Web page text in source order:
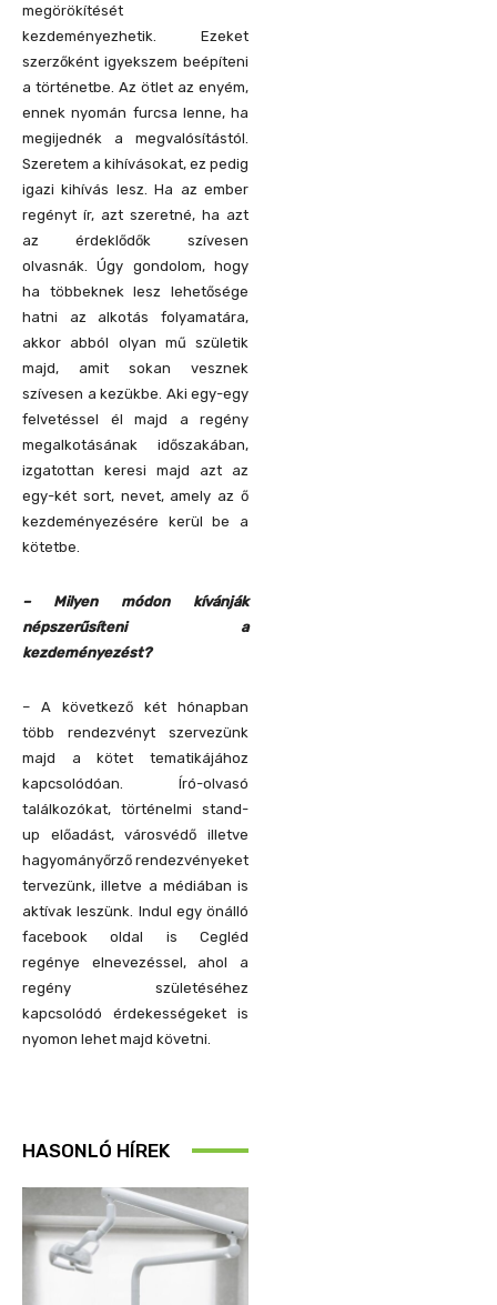
megörökítését
kezdeményezhetik. Ezeket
szerzőként igyekszem beépíteni
a történetbe. Az ötlet az enyém,
ennek nyomán furcsa lenne, ha
megijednék a megvalósítástól.
Szeretem a kihívásokat, ez pedig
igazi kihívás lesz. Ha az ember
regényt ír, azt szeretné, ha azt
az érdeklődők szívesen
olvasnák. Úgy gondolom, hogy
ha többeknek lesz lehetősége
hatni az alkotás folyamatára,
akkor abból olyan mű születik
majd, amit sokan vesznek
szívesen a kezükbe. Aki egy-egy
felvetéssel él majd a regény
megalkotásának időszakában,
izgatottan keresi majd azt az
egy-két sort, nevet, amely az ő
kezdeményezésére kerül be a
kötetbe.
– Milyen módon kívánják
népszerűsíteni a
kezdeményezést?
– A következő két hónapban
több rendezvényt szervezünk
majd a kötet tematikájához
kapcsolódóan. Író-olvasó
találkozókat, történelmi stand-
up előadást, városvédő illetve
hagyományőrző rendezvényeket
tervezünk, illetve a médiában is
aktívak leszünk. Indul egy önálló
facebook oldal is Cegléd
regénye elnevezéssel, ahol a
regény születéséhez
kapcsolódó érdekességeket is
nyomon lehet majd követni.
HASONLÓ HÍREK